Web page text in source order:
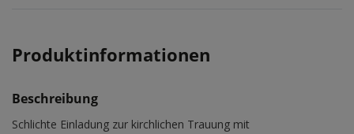
Produktinformationen
Beschreibung
Schlichte Einladung zur kirchlichen Trauung mit